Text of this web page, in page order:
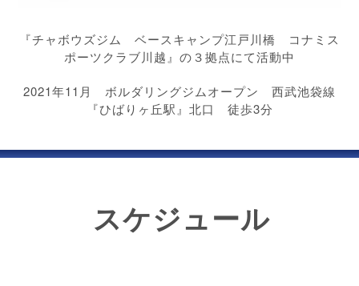
『チャボウズジム ベースキャンプ江戸川橋 コナミス
ポーツクラブ川越』の３拠点にて活動中
2021年11月 ボルダリングジムオープン 西武池袋線
『ひばりヶ丘駅』北口 徒歩3分
スケジュール